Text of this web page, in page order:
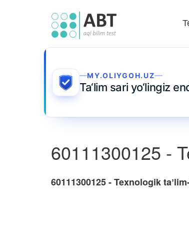
MY.OLIYGOH.UZ
Ta‘lim sari yo‘lingiz
60111300125 -
60111300125 - Texnologik